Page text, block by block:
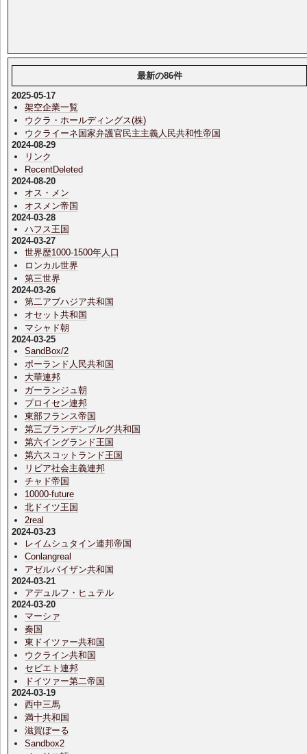
最新の86件
2025-05-17
架空企業一覧
ウクラ・ホールディングス(株)
ウクライーネ国家弁護官民主主義人民共和性帝国
2024-08-29
リンク
RecentDeleted
2024-08-20
オス・メン
オスメン帝国
2024-03-28
ハフス王国
2024-03-27
世界歴1000-1500年人口
ロンカル世界
第三世界
2024-03-26
第二アブハジア共和国
オセット共和国
マシャド朝
2024-03-25
SandBox/2
ポーランド人民共和国
大華連邦
ガーランジュ朝
プロイセン連邦
東部フランス帝国
第三ブランデンブルグ共和国
第六イングランド王国
第六スコットランド王国
リビア社会主義連邦
チャド帝国
10000-future
北ドイツ王国
2real
2024-03-23
レイムシュタイン連邦帝国
Conlangreal
アゼルバイザン共和国
2024-03-21
アデュルフ・ヒュテル
2024-03-20
マーシァ
秦国
東ドイツァー共和国
ウクライン共和国
セビエト連邦
ドイツァー第二帝国
2024-03-19
西中三馬
満十共和国
滋賀ぼーる
Sandbox2